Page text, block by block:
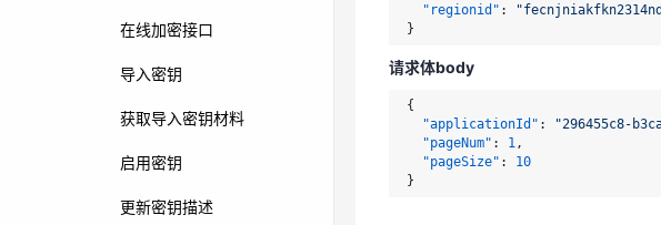
在线加密接口
导入密钥
获取导入密钥材料
启用密钥
更新密钥描述
{
"message"
"pageSize": 10
"list": [
      {
"regionid" :
}
请求体body
{
"applicationId" : "296455c8-
"pageNum" : 1 ,
"pageSize" :
10
}